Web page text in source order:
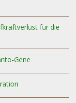
für die
Gene